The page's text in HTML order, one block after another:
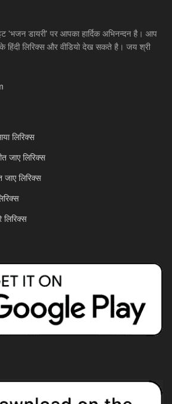
'भजन डायरी' पर आपका हार्दिक अभिनन्दन है। आप
हिंदी लिरिक्स और वीडियो देख सकते है। जय श्री
लिरिक्स
जाए लिरिक्स
जाए लिरिक्स
लिरिक्स